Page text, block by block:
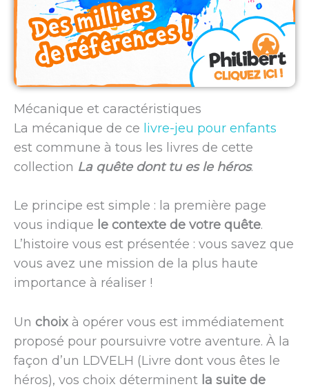
Mécanique et caractéristiques
La mécanique de ce livre-jeu pour enfants
est commune à tous les livres de cette
collection La quête dont tu es le héros.
Le principe est simple : la première page
vous indique le contexte de votre quête.
L’histoire vous est présentée : vous savez que
vous avez une mission de la plus haute
importance à réaliser !
Un choix à opérer vous est immédiatement
proposé pour poursuivre votre aventure. À la
façon d’un LDVELH (Livre dont vous êtes le
héros), vos choix déterminent la suite de